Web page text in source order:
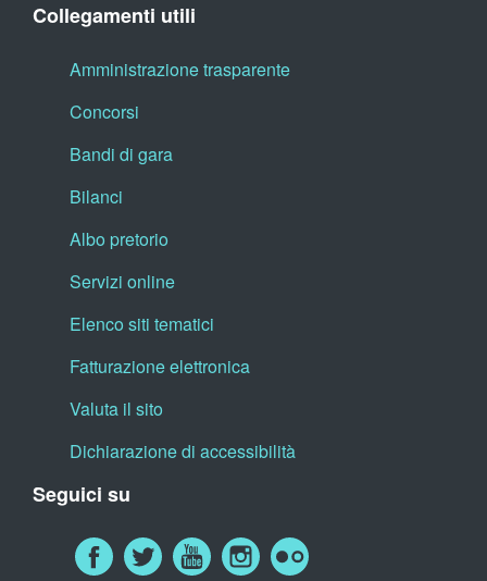
Collegamenti utili
Amministrazione trasparente
Concorsi
Bandi di gara
Bilanci
Albo pretorio
Servizi online
Elenco siti tematici
Fatturazione elettronica
Valuta il sito
Dichiarazione di accessibilità
Seguici su